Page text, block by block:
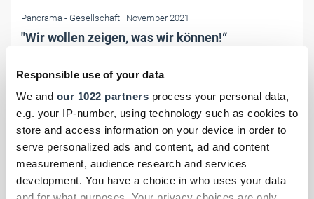
Responsible use of your data
We and our 1022 partners process your personal data,
e.g. your IP-number, using technology such as cookies to
store and access information on your device in order to
serve personalized ads and content, ad and content
measurement, audience research and services
development. You have a choice in who uses your data
Panorama - Gesellschaft | November 2021
"Wir wollen zeigen, was wir können!“
People-Kalender 2022 zeigten die Kandidatinnen und Kandidaten,